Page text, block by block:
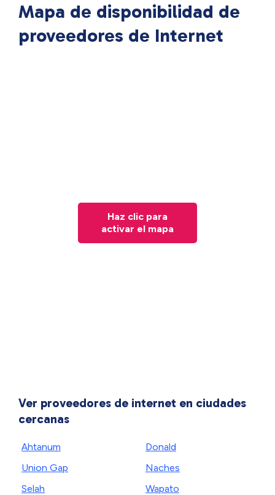
Mapa de disponibilidad de
proveedores de Internet
Haz clic para
activar el mapa
Ver proveedores de internet en ciudades
cercanas
Ahtanum
Union Gap
Selah
Donald
Naches
Wapato